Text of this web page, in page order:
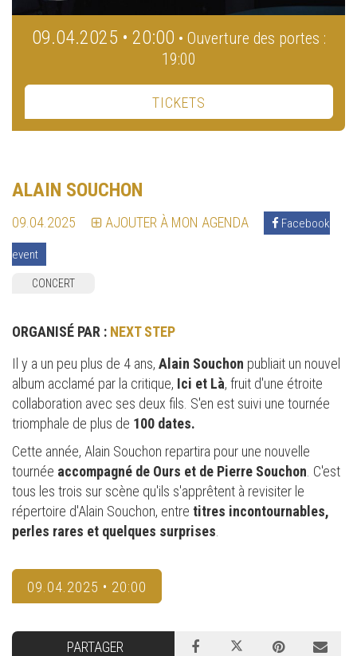
09.04.2025 • 20:00 • Ouverture des portes :
19:00
TICKETS
ALAIN SOUCHON
09.04.2025 AJOUTER À MON AGENDA Facebook
event
CONCERT
ORGANISÉ PAR : NEXT STEP
Il y a un peu plus de 4 ans, Alain Souchon publiait un nouvel
album acclamé par la critique, Ici et Là, fruit d'une étroite
collaboration avec ses deux fils. S'en est suivi une tournée
triomphale de plus de 100 dates.
Cette année, Alain Souchon repartira pour une nouvelle
tournée accompagné de Ours et de Pierre Souchon . C'est
tous les trois sur scène qu'ils s'apprêtent à revisiter le
répertoire d'Alain Souchon, entre titres incontournables,
perles rares et quelques surprises
09.04.2025 • 20:00
PARTAGER